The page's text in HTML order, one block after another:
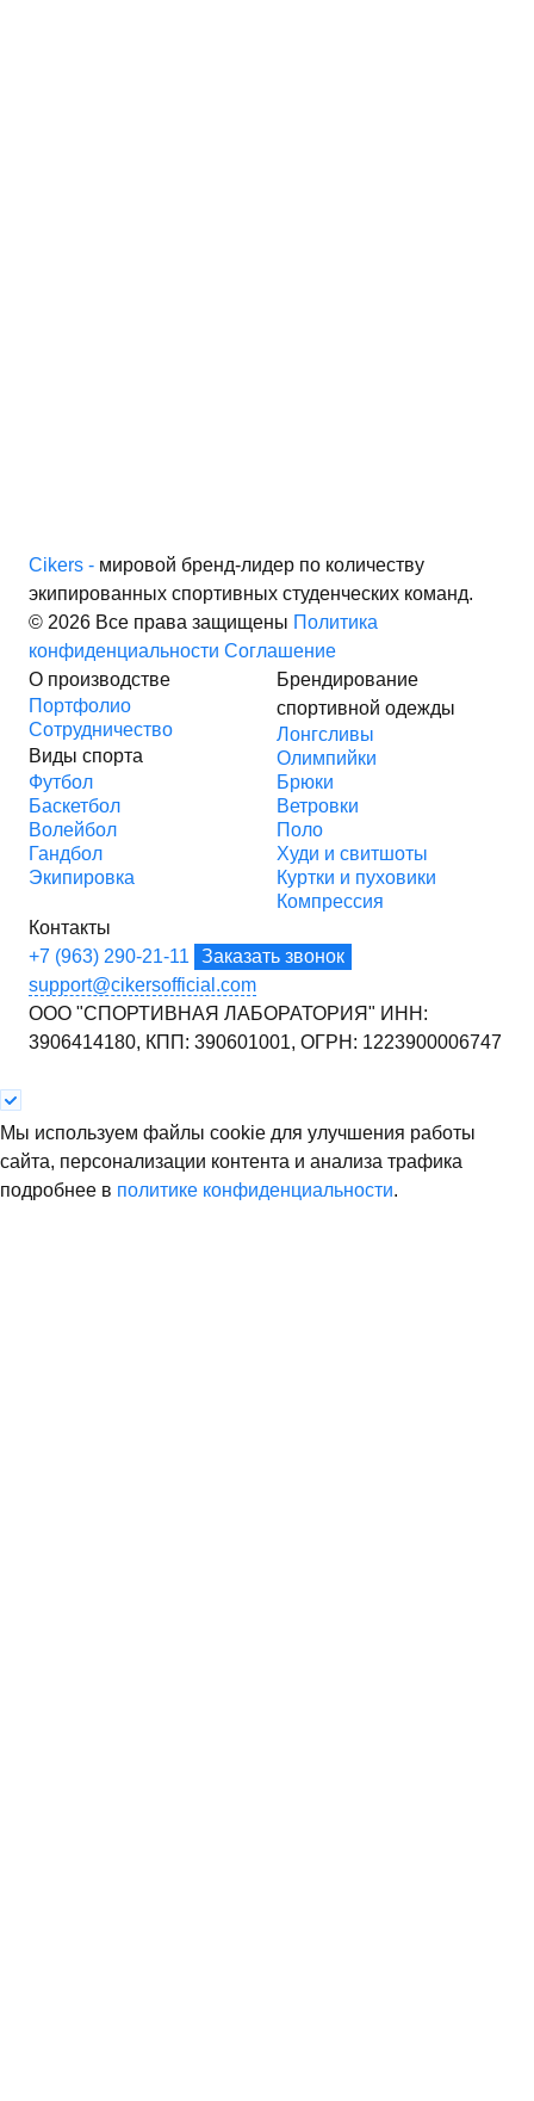
Cikers - мировой бренд-лидер по количеству
экипированных спортивных студенческих команд.
© 2026 Все права защищены Политика
конфиденциальности Соглашение
О производстве
Портфолио
Сотрудничество
Виды спорта
Футбол
Баскетбол
Волейбол
Гандбол
Экипировка
Брендирование
спортивной одежды
Лонгсливы
Олимпийки
Брюки
Ветровки
Поло
Худи и свитшоты
Куртки и пуховики
Компрессия
Контакты
+7 (963) 290-21-11
Заказать звонок
support@cikersofficial.com
ООО "СПОРТИВНАЯ ЛАБОРАТОРИЯ" ИНН:
3906414180, КПП: 390601001, ОГРН: 1223900006747
Мы используем файлы cookie для улучшения работы
сайта, персонализации контента и анализа трафика
подробнее в политике конфиденциальности.